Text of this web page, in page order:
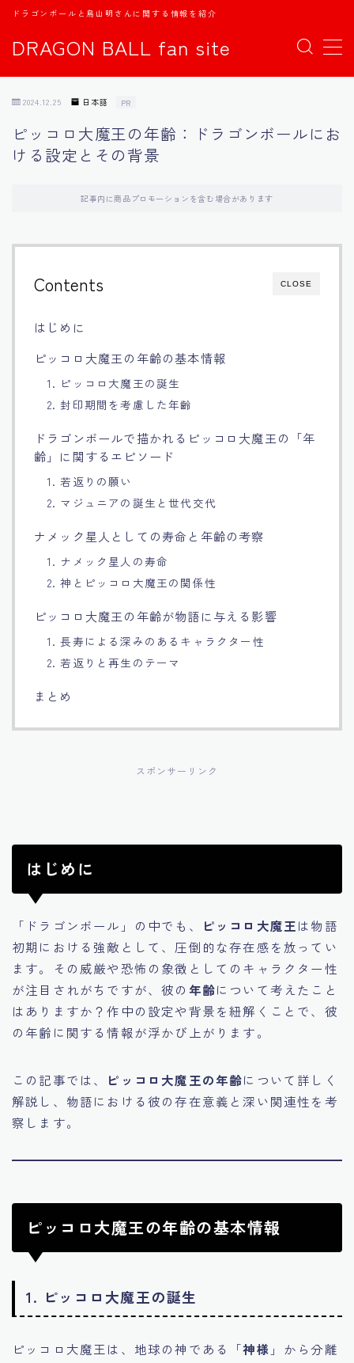
DRAGON BALL fan site
ドラゴンボールと鳥山明さんに関する情報を紹介
MENU
日本語
中文
Español
اللغة العربية
Français
Português
2024.12.25 日本語 PR
ピッコロ大魔王の年齢：ドラゴンボールにお
ける設定とその背景
記事内に商品プロモーションを含む場合があります
CLOSE
Contents
はじめに
ピッコロ大魔王の年齢の基本情報
1. ピッコロ大魔王の誕生
2. 封印期間を考慮した年齢
ドラゴンボールで描かれるピッコロ大魔王の「年
齢」に関するエピソード
1. 若返りの願い
2. マジュニアの誕生と世代交代
ナメック星人としての寿命と年齢の考察
1. ナメック星人の寿命
2. 神とピッコロ大魔王の関係性
ピッコロ大魔王の年齢が物語に与える影響
1. 長寿による深みのあるキャラクター性
2. 若返りと再生のテーマ
まとめ
スポンサーリンク
はじめに
「ドラゴンボール」の中でも、 ピッコロ大魔王は物語
初期における強敵として、圧倒的な存在感を放ってい
ます。その威厳や恐怖の象徴としてのキャラクター性
が注目されがちですが、彼の 年齢について考えたこと
はありますか？作中の設定や背景を紐解くことで、彼
の年齢に関する情報が浮かび上がります。
この記事では、 ピッコロ大魔王の年齢について詳しく
解説し、物語における彼の存在意義と深い関連性を考
察します。
ピッコロ大魔王の年齢の基本情報
1. ピッコロ大魔王の誕生
ピッコロ大魔王は、地球の神である「神様 」から分離